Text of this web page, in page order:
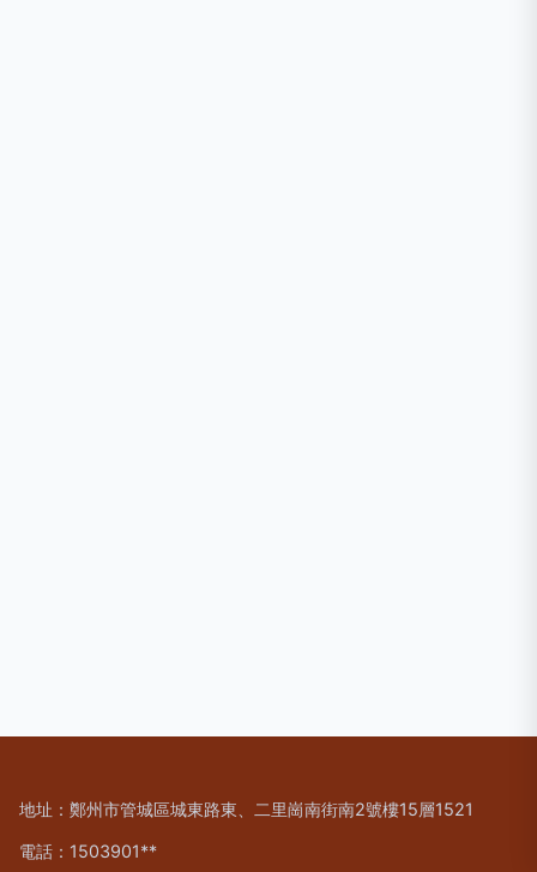
地址：鄭州市管城區城東路東、二里崗南街南2號樓15層1521
電話：1503901**